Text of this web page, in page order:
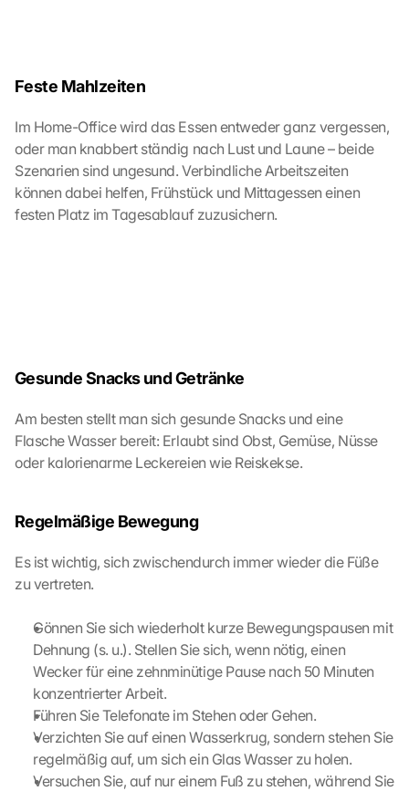
Feste Mahlzeiten
Im Home-Office wird das Essen entweder ganz vergessen,
oder man knabbert ständig nach Lust und Laune – beide
Szenarien sind ungesund. Verbindliche Arbeitszeiten
können dabei helfen, Frühstück und Mittagessen einen
festen Platz im Tagesablauf zuzusichern.
Gesunde Snacks und Getränke
Am besten stellt man sich gesunde Snacks und eine
Flasche Wasser bereit: Erlaubt sind Obst, Gemüse, Nüsse
oder kalorienarme Leckereien wie Reiskekse.
Regelmäßige Bewegung
Es ist wichtig, sich zwischendurch immer wieder die Füße
zu vertreten.
Gönnen Sie sich wiederholt kurze Bewegungspausen mit
Dehnung (s. u.). Stellen Sie sich, wenn nötig, einen
Wecker für eine zehnminütige Pause nach 50 Minuten
konzentrierter Arbeit.
Führen Sie Telefonate im Stehen oder Gehen.
Verzichten Sie auf einen Wasserkrug, sondern stehen Sie
regelmäßig auf, um sich ein Glas Wasser zu holen.
Versuchen Sie, auf nur einem Fuß zu stehen, während Sie
L
o
a
d
G
o